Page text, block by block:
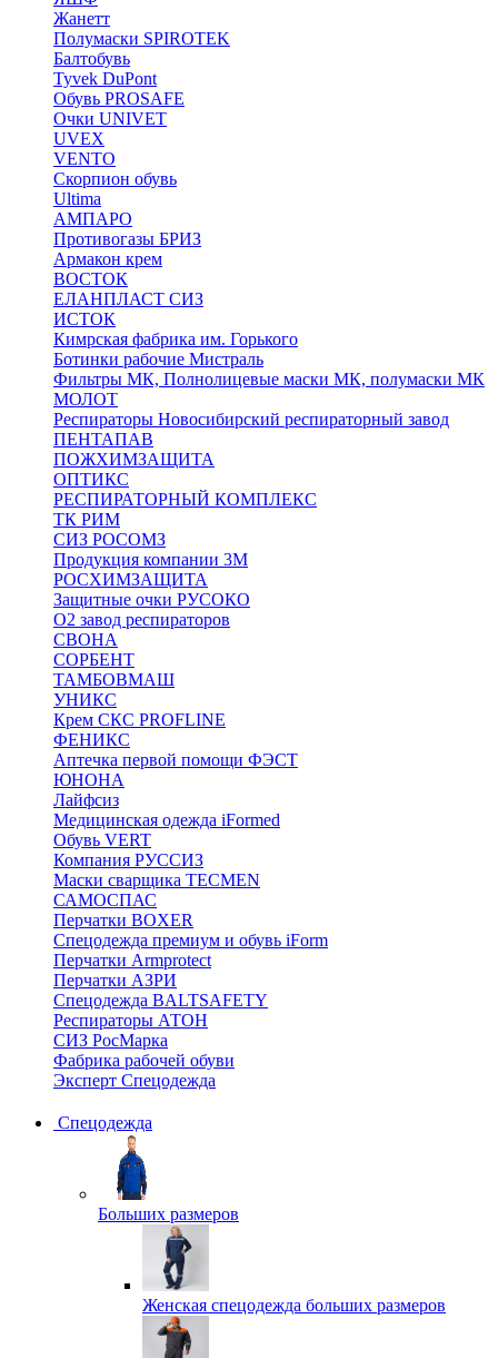
Жанетт
Полумаски SPIROTEK
Балтобувь
Tyvek DuPont
Обувь PROSAFE
Очки UNIVET
UVEX
VENTO
Скорпион обувь
Ultima
АМПАРО
Противогазы БРИЗ
Армакон крем
ВОСТОК
ЕЛАНПЛАСТ СИЗ
ИСТОК
Кимрская фабрика им. Горького
Ботинки рабочие Мистраль
Фильтры МК, Полнолицевые маски МК, полумаски МК
МОЛОТ
Респираторы Новосибирский респираторный завод
ПЕНТАПАВ
ПОЖХИМЗАЩИТА
ОПТИКС
РЕСПИРАТОРНЫЙ КОМПЛЕКС
ТК РИМ
СИЗ РОСОМЗ
Продукция компании 3M
РОСХИМЗАЩИТА
Защитные очки РУСОКО
О2 завод респираторов
СВОНА
СОРБЕНТ
ТАМБОВМАШ
УНИКС
Крем СКС PROFLINE
ФЕНИКС
Аптечка первой помощи ФЭСТ
ЮНОНА
Лайфсиз
Медицинская одежда iFormed
Обувь VERT
Компания РУССИЗ
Маски сварщика TECMEN
САМОСПАС
Перчатки BOXER
Спецодежда премиум и обувь iForm
Перчатки Armprotect
Перчатки АЗРИ
Спецодежда BALTSAFETY
Респираторы АТОН
СИЗ РосМарка
Фабрика рабочей обуви
Эксперт Спецодежда
Спецодежда
Больших размеров
Женская спецодежда больших размеров